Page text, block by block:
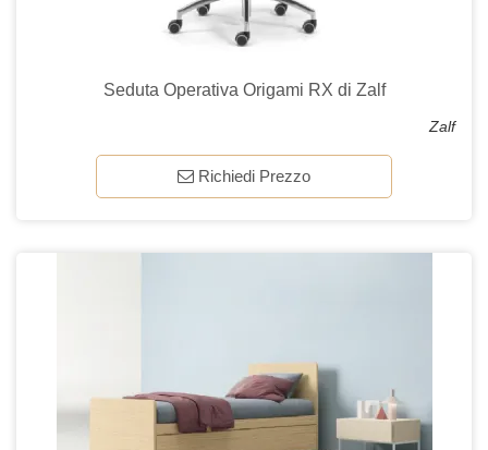
Seduta Operativa Origami RX di Zalf
Zalf
Richiedi Prezzo